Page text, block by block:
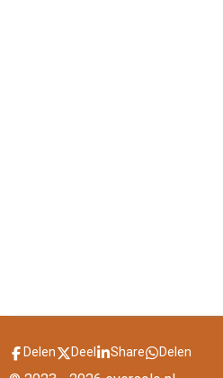
Delen Deel Share Delen